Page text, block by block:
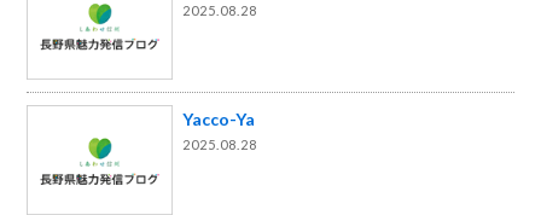
2025.08.28
Yacco-Ya
2025.08.28